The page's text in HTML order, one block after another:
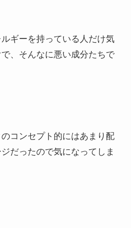
ギーを持っている人だけ気
、そんなに悪い成分たちで
コンセプト的にはあまり配
だったので気になってしま